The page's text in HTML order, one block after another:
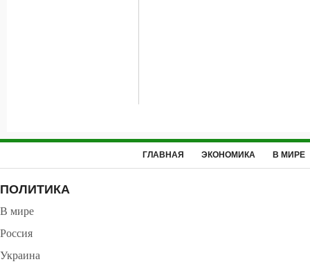
ГЛАВНАЯ ЭКОНОМИКА В МИРЕ
ПОЛИТИКА
В мире
Россия
Украина